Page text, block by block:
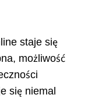
staje się
możliwość
się niemal